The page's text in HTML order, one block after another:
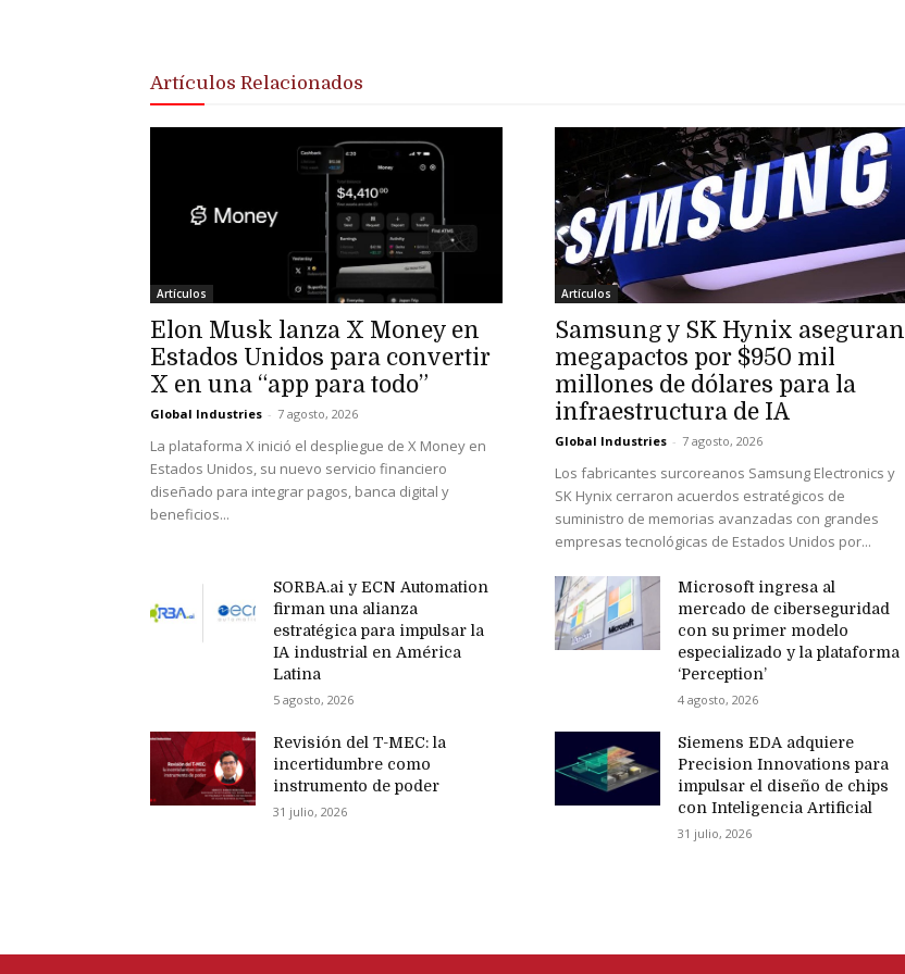
Artículos Relacionados
Artículos
Elon Musk lanza X Money en
Estados Unidos para convertir
X en una “app para todo”
Global Industries - 7 agosto, 2026
La plataforma X inició el despliegue de X Money en
Estados Unidos, su nuevo servicio financiero
diseñado para integrar pagos, banca digital y
beneficios...
Artículos
Samsung y SK Hynix aseguran
megapactos por $950 mil
millones de dólares para la
infraestructura de IA
Global Industries - 7 agosto, 2026
Los fabricantes surcoreanos Samsung Electronics y
SK Hynix cerraron acuerdos estratégicos de
suministro de memorias avanzadas con grandes
empresas tecnológicas de Estados Unidos por...
SORBA.ai y ECN Automation
firman una alianza
estratégica para impulsar la
IA industrial en América
Latina
5 agosto, 2026
Microsoft ingresa al
mercado de ciberseguridad
con su primer modelo
especializado y la plataforma
‘Perception’
4 agosto, 2026
Revisión del T-MEC: la
incertidumbre como
instrumento de poder
31 julio, 2026
Siemens EDA adquiere
Precision Innovations para
impulsar el diseño de chips
con Inteligencia Artificial
31 julio, 2026